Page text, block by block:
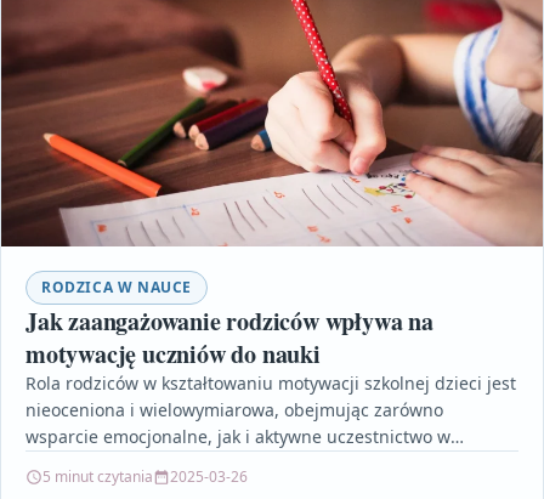
RODZICA W NAUCE
Jak zaangażowanie rodziców wpływa na
motywację uczniów do nauki
Rola rodziców w kształtowaniu motywacji szkolnej dzieci jest
nieoceniona i wielowymiarowa, obejmując zarówno
wsparcie emocjonalne, jak i aktywne uczestnictwo w
5 minut czytania 2025-03-26